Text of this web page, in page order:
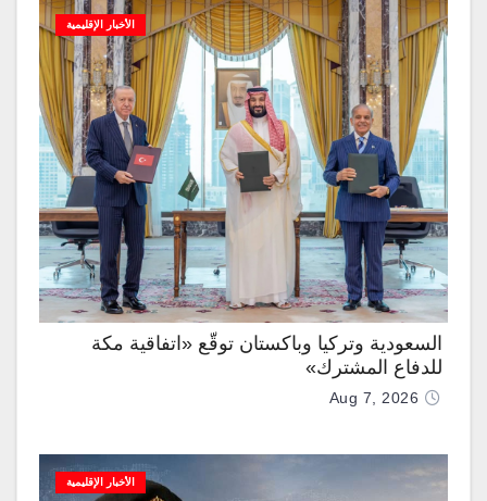
الأخبار الإقليمية
السعودية وتركيا وباكستان توقّع «اتفاقية مكة
للدفاع المشترك»
Aug 7, 2026
الأخبار الإقليمية